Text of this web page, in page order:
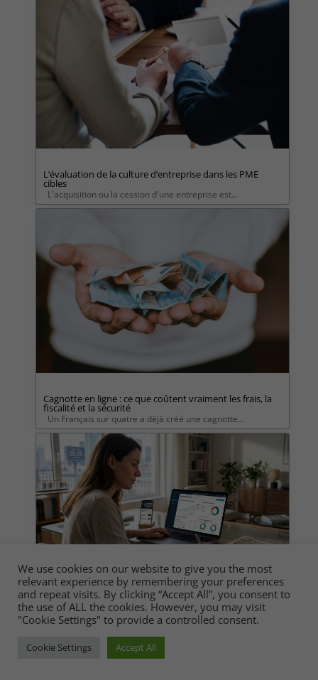
L’évaluation de la culture d’entreprise dans les PME
cibles
L'acquisition ou la cession d'une entreprise est...
Cagnotte en ligne : ce que coûtent vraiment les frais, la
fiscalité et la sécurité
Un Français sur quatre a déjà créé une cagnotte...
Dans quel ETF investir en 2026 : guide complet
En 2026, les marchés financiers naviguent dans...
We use cookies on our website to give you the most
relevant experience by remembering your preferences
and repeat visits. By clicking “Accept All”, you consent to
the use of ALL the cookies. However, you may visit
"Cookie Settings" to provide a controlled consent.
Cookie Settings Accept All